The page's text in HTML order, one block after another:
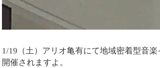
1/19（土）アリオ亀有にて地域密着型音
開催されますよ。